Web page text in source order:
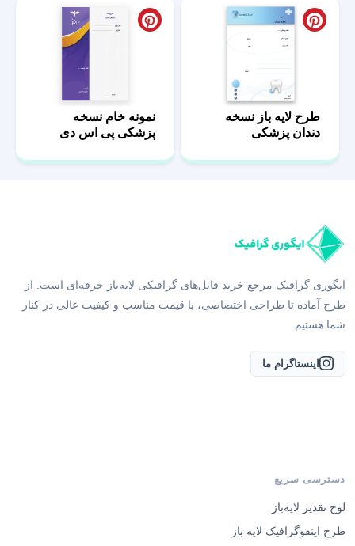
طرح لایه باز نسخه
دندان پزشکی
نمونه خام نسخه
پزشکی پی اس دی
ایگوری گرافیک مرجع خرید فایل‌های گرافیکی لایه‌باز حرفه‌ای است. از
طرح آماده تا طراحی اختصاصی، با قیمت مناسب و کیفیت عالی در کنار
شما هستیم.
اینستاگرام ما
دسترسی سریع
لوح تقدیر لایه‌باز
طرح اینفوگرافیک لایه باز